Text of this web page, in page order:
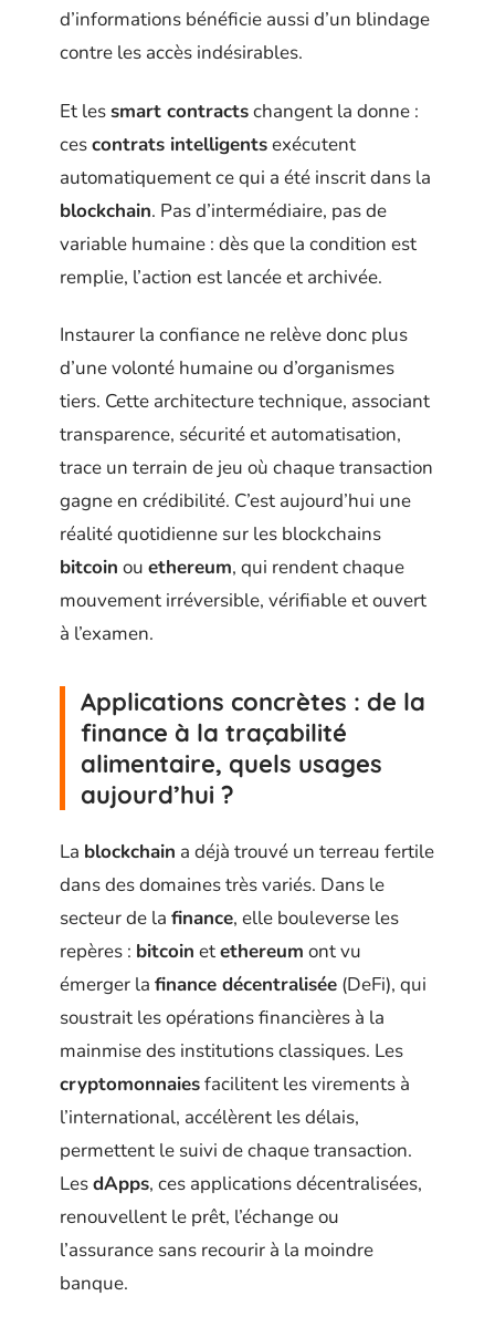
d’informations bénéficie aussi d’un blindage
contre les accès indésirables.
Et lessmart contractschangent la donne :
cescontrats intelligentsexécutent
automatiquement ce qui a été inscrit dans la
blockchain. Pas d’intermédiaire, pas de
variable humaine : dès que la condition est
remplie, l’action est lancée et archivée.
Instaurer la confiance ne relève donc plus
d’une volonté humaine ou d’organismes
tiers. Cette architecture technique, associant
transparence, sécurité et automatisation,
trace un terrain de jeu où chaque transaction
gagne en crédibilité. C’est aujourd’hui une
réalité quotidienne sur les blockchains
bitcoin ou ethereum, qui rendent chaque
mouvement irréversible, vérifiable et ouvert
à l’examen.
Applications concrètes : de la
finance à la traçabilité
alimentaire, quels usages
aujourd’hui ?
La blockchain a déjà trouvé un terreau fertile
dans des domaines très variés. Dans le
secteur de la finance, elle bouleverse les
repères : bitcoin etethereum ont vu
émerger la finance décentralisée (DeFi), qui
soustrait les opérations financières à la
mainmise des institutions classiques. Les
cryptomonnaiesfacilitent les virements à
l’international, accélèrent les délais,
permettent le suivi de chaque transaction.
LesdApps, ces applications décentralisées,
renouvellent le prêt, l’échange ou
l’assurance sans recourir à la moindre
banque.